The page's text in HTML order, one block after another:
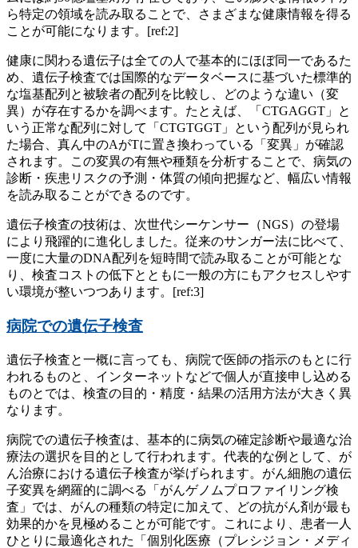
ら特定の領域を読み取ることで、さまざまな健康情報を得る
ことが可能になります。[ref:2]
健康に関わる遺伝子は全ての人で基本的にほぼ同一であるた
め、遺伝子検査では国際的なデータベースに基づいた標準的
な塩基配列と被験者の配列を比較し、どのような違い（変
異）が存在するかを調べます。たとえば、「CTGAGGT」と
いう正常な配列に対して「CTGTGGT」という配列が見られ
た場合、真ん中のAがTに置き換わっている「変異」が確認
されます。この変異の有無や種類を分析することで、病気の
診断・疾患リスクの予測・体質の傾向把握など、幅広い情報
を読み取ることができるのです。
遺伝子検査の技術は、次世代シーケンサー（NGS）の登場
により飛躍的に進化しました。従来のサンガー法に比べて、
一度に大量のDNA配列を短時間で読み取ることが可能とな
り、検査コストの低下とともに一般の方にもアクセスしやす
い環境が整いつつあります。[ref:3]
病院での遺伝子検査
遺伝子検査と一概に言っても、病院で医師の指示のもとに行
われるものと、インターネットなどで個人が直接申し込める
ものとでは、検査の目的・精度・結果の活用方法が大きく異
なります。
病院での遺伝子検査は、基本的に病気の確定診断や最適な治
療法の選択を目的として行われます。代表的な例として、が
ん治療における遺伝子検査が挙げられます。がん細胞の遺伝
子変異を網羅的に調べる「がんゲノムプロファイリング検
査」では、がんの種類の特定に加えて、どの抗がん剤が最も
効果的かを見極めることが可能です。これにより、患者一人
ひとりに最適化された「個別化医療（プレシジョン・メディ